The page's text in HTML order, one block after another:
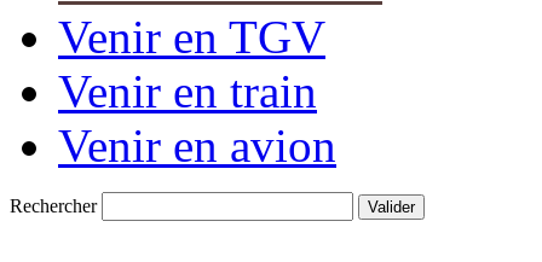
Venir en TGV
Venir en train
Venir en avion
Rechercher Valider